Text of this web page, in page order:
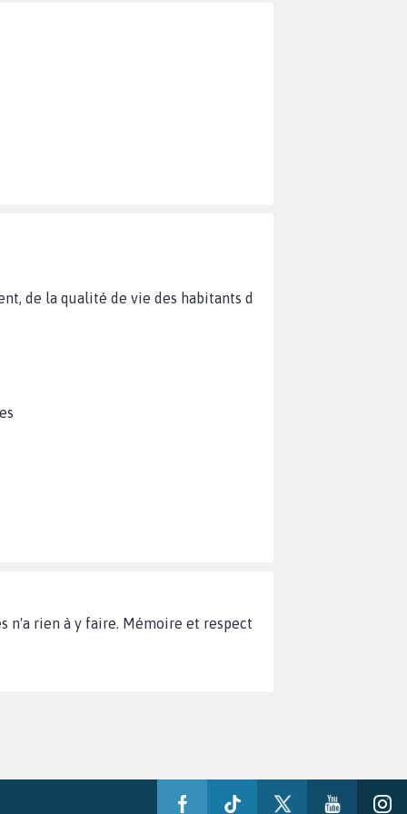
de la qualité de vie des habitants d
n'a rien à y faire. Mémoire et respect